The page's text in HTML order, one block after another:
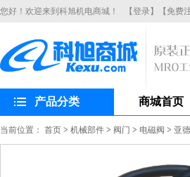
您好！欢迎来到科旭机电商城！ 【登录】 【免费
产品分类 商城首页
当前位置： 首页 > 机械部件 > 阀门 > 电磁阀 > 亚